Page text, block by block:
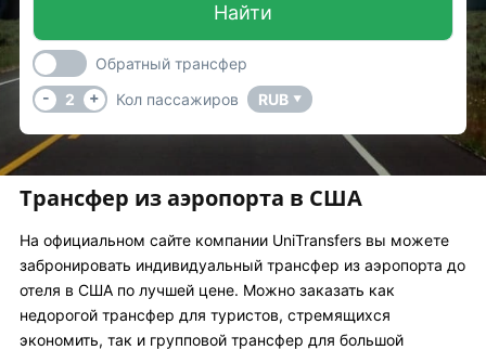
Найти
Обратный трансфер
-
2 + Кол пассажиров RUB ▼
Трансфер из аэропорта в США
На официальном сайте компании UniTransfers вы можете
забронировать индивидуальный трансфер из аэропорта до
отеля в США по лучшей цене. Можно заказать как
недорогой трансфер для туристов, стремящихся
экономить, так и групповой трансфер для большой